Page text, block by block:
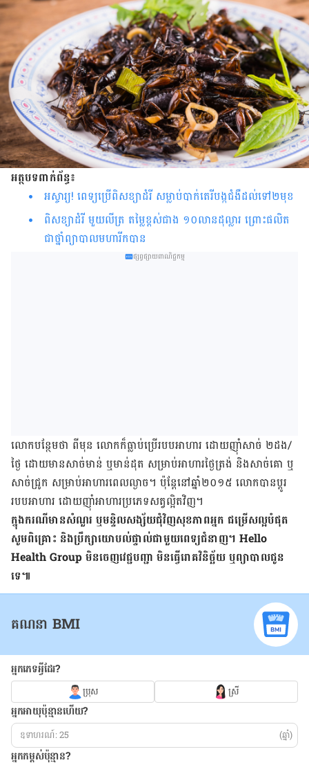
អត្ថបទពាក់ព័ន្ធ៖
អស្ចារ្យ! ពេទ្យប្រើ​ពិសខ្យាដំរី សម្លាប់​បាក់តេរី​បង្ក​ជំងឺ​ដល់ទៅ២​មុខ
ពិស​ខ្យាដំរី មួយ​​លីត្រ តម្លៃ​ខ្ពស់​ជាង ១០​លាន​ដុល្លារ ​​ព្រោះ​ផលិត
ជា​​ថ្នាំ​ព្យាបាល​មហារីក​បាន
ផ្សព្វផ្សាយពាណិជ្ជកម្ម
លោក​បន្ថែម​ថា ពីមុន លោក​ក៏ធ្លាប់​ប្រើ​របប​អាហារ ដោយ​ញ៉ាំ​សាច់ ២​ដង/
ថ្ងៃ ដោយ​មាន​សាច់មាន់ ឬ​មាន់​ដុត សម្រាប់​អាហារ​ថ្ងៃ​ត្រង់ និង​សាច់គោ ឬ​
សាច់ជ្រូក សម្រាប់​អាហារពេល​ល្ងាច។ ប៉ុន្ដែ​នៅ​ឆ្នាំ​២០១៥ លោក​បាន​ប្ដូរ​
របបអាហារ ដោយ​ញ៉ាំ​អាហារ​ប្រភេទ​សត្វល្អិត​វិញ។
ក្នុង​ករណី​មាន​សំណួរ ឬ​មន្ទិលសង្ស័យ​ជុំវិញ​សុខភាព​អ្នក ជម្រើស​ល្អ​បំផុត
សូម​ពិគ្រោះ និង​ប្រឹក្សា​យោបល់​ផ្ទាល់​ជាមួយ​ពេទ្យ​ជំនាញ។ Hello
Health Group មិន​ចេញ​វេជ្ជបញ្ជា មិន​ធ្វើ​រោគវិនិច្ឆ័យ ឬ​ព្យាបាល​ជូន​
ទេ៕
គណនា BMI
អ្នកភេទអ្វីដែរ?
ប្រុស ស្រី
អ្នកអាយុប៉ុន្មានហើយ?
(ឆ្នាំ)
អ្នកកម្ពស់ប៉ុន្មាន?